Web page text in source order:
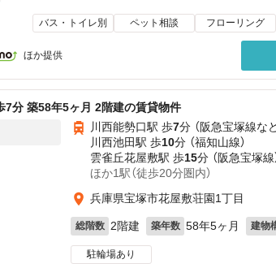
バス・トイレ別 ペット相談 フローリング
ほか提供
7分 築58年5ヶ月 2階建の賃貸物件
川西能勢口駅 歩7分 （阪急宝塚線な
川西池田駅 歩10分 （福知山線）
雲雀丘花屋敷駅 歩15分 （阪急宝塚線
ほか1駅（徒歩20分圏内）
兵庫県宝塚市花屋敷荘園1丁目
総階数 2階建 築年数 58年5ヶ月 建物
駐輪場あり